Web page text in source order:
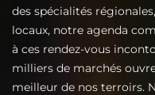
des spécialités
locaux, notre agenda
à ces rendez-vous
milliers de marchés
meilleur de nos terroirs.